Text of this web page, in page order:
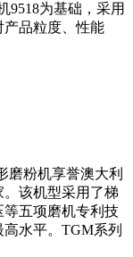
9518为基础，采用
产品粒度、性能
磨粉机享誉澳大利
该机型采用了梯
五项磨机专利技
水平。TGM系列